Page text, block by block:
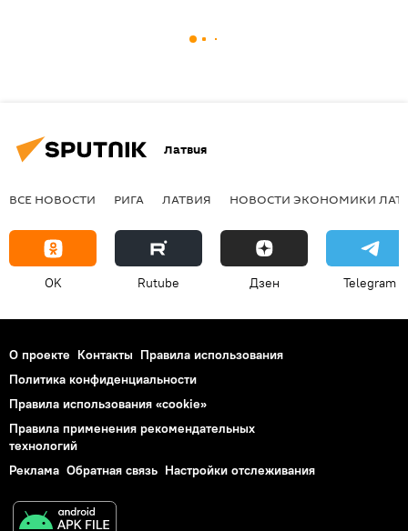
Латвия
ВСЕ НОВОСТИ РИГА ЛАТВИЯ НОВОСТИ ЭКОНОМИКИ
OK Rutube Дзен Telegram
О проекте Контакты Правила использования
Политика конфиденциальности
Правила использования «cookie»
Правила применения рекомендательных
технологий
Реклама Обратная связь Настройки отслеживания